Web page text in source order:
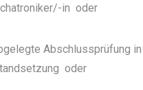
in oder
Abschlussprüfung
oder